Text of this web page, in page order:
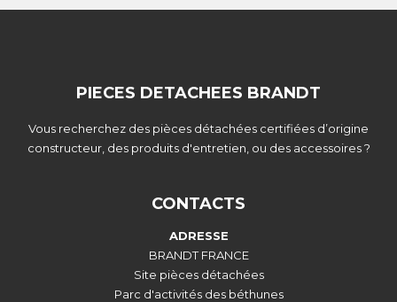
PIECES DETACHEES BRANDT
Vous recherchez des pièces détachées certifiées d’origine
constructeur, des produits d'entretien, ou des accessoires ?
CONTACTS
ADRESSE
BRANDT FRANCE
Site pièces détachées
Parc d'activités des béthunes